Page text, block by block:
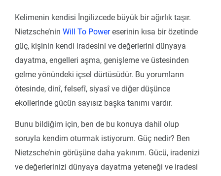
Kelimenin kendisi İngilizcede büyük bir ağırlık taşır.
Nietzsche’nin Will To Powereserinin kısa bir özetinde
güç, kişinin kendi iradesini ve değerlerini dünyaya
dayatma, engelleri aşma, genişleme ve üstesinden
gelme yönündeki içsel dürtüsüdür. Bu yorumların
ötesinde, dinî, felsefî, siyasî ve diğer düşünce
ekollerinde gücün sayısız başka tanımı vardır.
Bunu bildiğim için, ben de bu konuya dahil olup
soruyla kendim oturmak istiyorum. Güç nedir? Ben
Nietzsche’nin görüşüne daha yakınım. Gücü, iradenizi
ve değerlerinizi dünyaya dayatma yeteneği ve iradesi